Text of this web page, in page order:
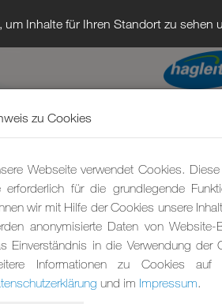
um Inhalte für Ihren Standort zu sehen
zu Cookies
Webseite verwendet Cookies.
erforderlich für die grundlegende
wir mit Hilfe der Cookies unsere
anonymisierte Daten von
Einverständnis in die Verwendung der
Informationen zu Cookies
und im Impressum.